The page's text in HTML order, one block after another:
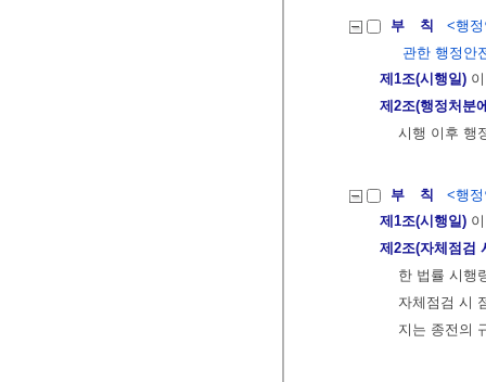
부 칙
<행
관한 행정안
제1조(시행일)
제2조(행정처분
시행 이후 행
부 칙
<행
제1조(시행일)
제2조(자체점검
한 법률 시행
자체점검 시
지는 종전의